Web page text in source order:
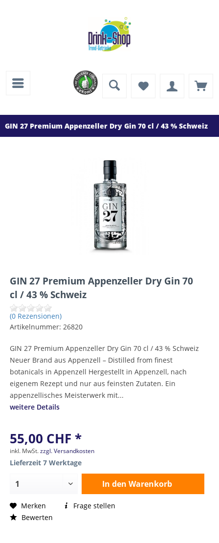
GIN 27 Premium Appenzeller Dry Gin 70 cl / 43 % Schweiz
GIN 27 Premium Appenzeller Dry Gin 70
cl / 43 % Schweiz
(0 Rezensionen)
Artikelnummer: 26820
GIN 27 Premium Appenzeller Dry Gin 70 cl / 43 % Schweiz
Neuer Brand aus Appenzell – Distilled from finest
botanicals in Appenzell Hergestellt in Appenzell, nach
eigenem Rezept und nur aus feinsten Zutaten. Ein
appenzellisches Meisterwerk mit...
weitere Details
55,00 CHF *
inkl. MwSt.zzgl. Versandkosten
Lieferzeit 7 Werktage
In den Warenkorb
Merken
Bewerten
Frage stellen